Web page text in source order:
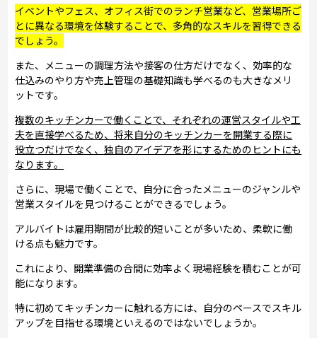
イベントやフェス、オフィス街でのランチ営業など、営業場所ご
とに異なる環境を体験することで、多角的なスキルを習得できる
でしょう。
また、メニューの調理方法や接客の仕方だけでなく、効率的な
仕込みのやり方や売上管理の基礎知識も学べるのも大きなメリ
ットです。
複数のキッチンカーで働くことで、それぞれの運営スタイルや工
夫を直接学べるため、将来自分のキッチンカーを開業する際に
役立つだけでなく、独自のアイデアを形にするためのヒントにも
なります。
さらに、現場で働くことで、自分に合ったメニューのジャンルや
営業スタイルを見つけることができるでしょう。
アルバイトは雇用期間が比較的短いことが多いため、柔軟に働
ける点も魅力です。
これにより、開業準備の合間に効率よく現場経験を積むことが可
能になります。
特に初めてキッチンカーに触れる方には、自分のペースでスキル
アップを目指せる環境といえるのではないでしょうか。